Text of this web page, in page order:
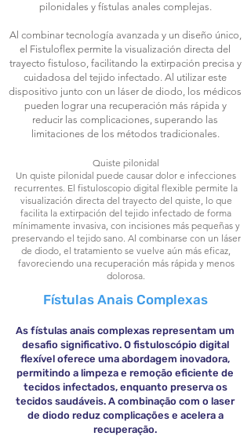
pilonidales y fístulas anales complejas.
Al combinar tecnología avanzada y un diseño único,
el Fistuloflex permite la visualización directa del
trayecto fistuloso, facilitando la extirpación precisa y
cuidadosa del tejido infectado. Al utilizar este
dispositivo junto con un láser de diodo, los médicos
pueden lograr una recuperación más rápida y
reducir las complicaciones, superando las
limitaciones de los métodos tradicionales.
Quiste pilonidal
Un quiste pilonidal puede causar dolor e infecciones
recurrentes. El fistuloscopio digital flexible permite la
visualización directa del trayecto del quiste, lo que
facilita la extirpación del tejido infectado de forma
mínimamente invasiva, con incisiones más pequeñas y
preservando el tejido sano. Al combinarse con un láser
de diodo, el tratamiento se vuelve aún más eficaz,
favoreciendo una recuperación más rápida y menos
dolorosa.
Fístulas Anais Complexas
As fístulas anais complexas representam um
desafio significativo. O fistuloscópio digital
flexível oferece uma abordagem inovadora,
permitindo a limpeza e remoção eficiente de
tecidos infectados, enquanto preserva os
tecidos saudáveis. A combinação com o laser
de diodo reduz complicações e acelera a
recuperação.